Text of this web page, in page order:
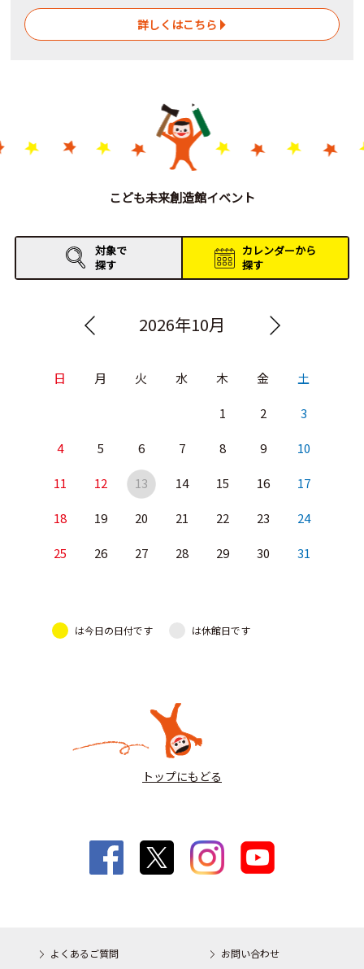
詳しくはこちら
こども未来創造館イベント
対象で
探す
カレンダーから
探す
2026年10月
日 月 火 水 木 金 土
1 2 3
4 5 6 7 8 9 10
11 12 13 14 15 16 17
18 19 20 21 22 23 24
25 26 27 28 29 30 31
は今日の日付です は休館日です
トップにもどる
よくあるご質問 お問い合わせ